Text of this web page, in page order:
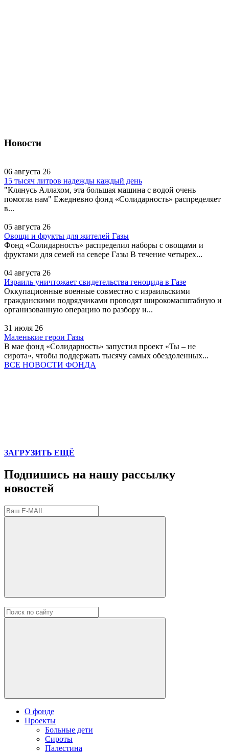
Новости
06 августа 26
15 тысяч литров надежды каждый день
"Клянусь Аллахом, эта большая машина с водой очень
помогла нам" Ежедневно фонд «Солидарность» распределяет
в...
05 августа 26
Овощи и фрукты для жителей Газы
Фонд «Солидарность» распределил наборы с овощами и
фруктами для семей на севере Газы В течение четырех...
04 августа 26
Израиль уничтожает свидетельства геноцида в Газе
Оккупационные военные совместно с израильскими
гражданскими подрядчиками проводят широкомасштабную и
организованную операцию по разбору и...
31 июля 26
Маленькие герои Газы
В мае фонд «Солидарность» запустил проект «Ты – не
сирота», чтобы поддержать тысячу самых обездоленных...
ВСЕ НОВОСТИ ФОНДА
ЗАГРУЗИТЬ ЕЩЁ
Подпишись на нашу рассылку
новостей
О фонде
Проекты
Больные дети
Сироты
Палестина